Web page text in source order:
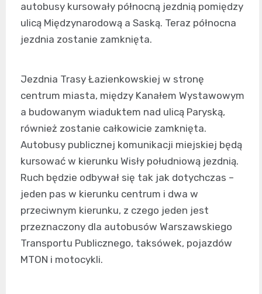
autobusy kursowały północną jezdnią pomiędzy
ulicą Międzynarodową a Saską. Teraz północna
jezdnia zostanie zamknięta.
Jezdnia Trasy Łazienkowskiej w stronę
centrum miasta, między Kanałem Wystawowym
a budowanym wiaduktem nad ulicą Paryską,
również zostanie całkowicie zamknięta.
Autobusy publicznej komunikacji miejskiej będą
kursować w kierunku Wisły południową jezdnią.
Ruch będzie odbywał się tak jak dotychczas –
jeden pas w kierunku centrum i dwa w
przeciwnym kierunku, z czego jeden jest
przeznaczony dla autobusów Warszawskiego
Transportu Publicznego, taksówek, pojazdów
MTON i motocykli.